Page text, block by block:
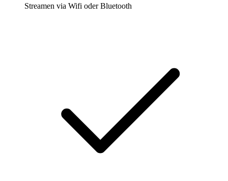
Streamen via Wifi oder Bluetooth